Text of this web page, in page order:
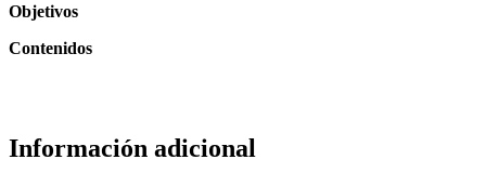
Objetivos
Contenidos
Información adicional